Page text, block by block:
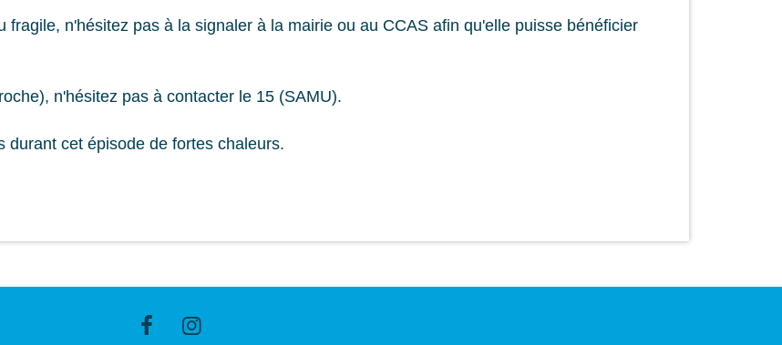
fragile, n'hésitez pas à la signaler à la mairie ou au CCAS afin qu'elle puisse bénéficier
n'hésitez pas à contacter le 15 (SAMU).
durant cet épisode de fortes chaleurs.